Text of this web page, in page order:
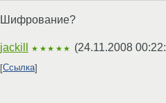
Шифрование?
jackill ★★★★★ (24.11.2008
Ссылка